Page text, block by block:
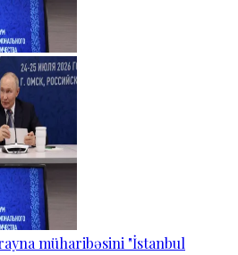
müharibəsini "İstanbul